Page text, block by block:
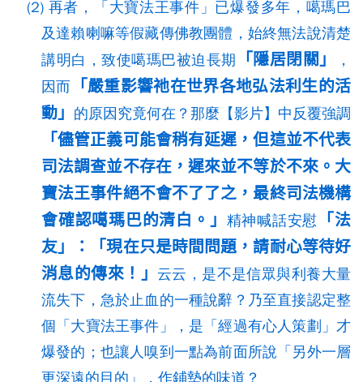
(2) 再者，「大寶法王事件」已爆發多年，噶瑪巴
及達賴喇嘛等假藏傳佛教團體，始終無法說清楚
講明白，致使噶瑪巴被迫長期 「隱居閉關」
，
因而 「嚴重影響祂在世界各地弘法利生的活
動」 的原因究竟何在？那麼【影片】中反覆強調
「儘管正義可能會稍有延遲，但這並不代表
司法調查並不存在，遲來並不等於不來。大
寶法王事件絕不會不了了之，最終司法機構
會確認噶瑪巴的清白。」 精神喊話安慰 「法
友」：「現在只是時間問題，請耐心等待好
消息的傳來！」 云云，是不是信眾與利養大量
流失下，急於止血的一種說辭？乃至直接認定整
個「大寶法王事件」，是「經過有心人策劃」才
爆發的；也讓人嗅到一點為前面所說「另外一層
更深遠的目的」，作鋪墊的味道？